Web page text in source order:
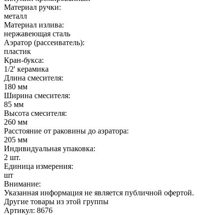
Материал ручки:
металл
Материал излива:
нержавеющая сталь
Аэратор (рассеиватель):
пластик
Кран-букса:
1/2' керамика
Длина смесителя:
180 мм
Ширина смесителя:
85 мм
Высота смесителя:
260 мм
Расстояние от раковины до аэратора:
205 мм
Индивидуальная упаковка:
2 шт.
Единица измерения:
шт
Внимание:
Указанная информация не является публичной офертой.
Другие товары из этой группы
Артикул: 8676